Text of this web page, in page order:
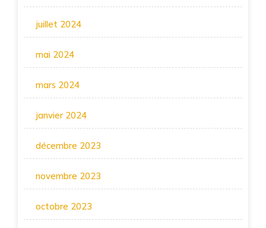
juillet 2024
mai 2024
mars 2024
janvier 2024
décembre 2023
novembre 2023
octobre 2023